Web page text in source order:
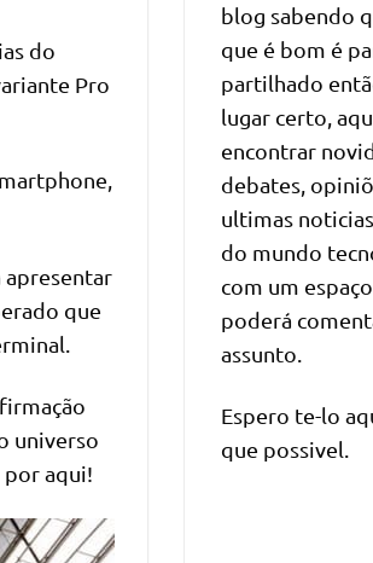
do
Pro
apresentar
que
universo
por aqui!
blog sabendo
que é bom é
partilhado
lugar certo,
encontrar
debates,
ultimas
do mundo
com um
poderá
assunto.
Espero te-lo
que possivel.